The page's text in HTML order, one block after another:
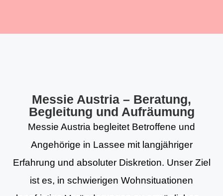
Messie Austria – Beratung,
Begleitung und Aufräumung
Messie Austria begleitet Betroffene und
Angehörige in Lassee mit langjähriger
Erfahrung und absoluter Diskretion. Unser Ziel
ist es, in schwierigen Wohnsituationen